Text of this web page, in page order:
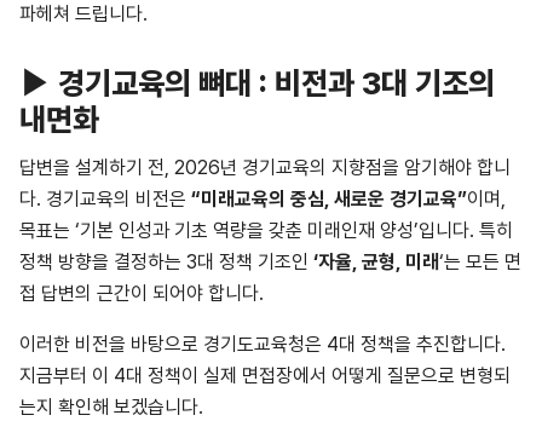
파헤쳐 드립니다.
▶ 경기교육의 뼈대 : 비전과 3대 기조의
내면화
답변을 설계하기 전, 2026년 경기교육의 지향점을 암기해야 합니
다. 경기교육의 비전은 “미래교육의 중심, 새로운 경기교육”이며,
목표는 ‘기본 인성과 기초 역량을 갖춘 미래인재 양성’입니다. 특히
정책 방향을 결정하는 3대 정책 기조인 ‘자율, 균형, 미래‘는 모든 면
접 답변의 근간이 되어야 합니다.
이러한 비전을 바탕으로 경기도교육청은 4대 정책을 추진합니다.
지금부터 이 4대 정책이 실제 면접장에서 어떻게 질문으로 변형되
는지 확인해 보겠습니다.